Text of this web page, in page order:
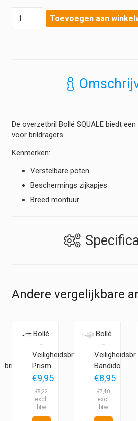
Toevoegen aan
De overzetbril Bollé SQUALE biedt
voor brildragers.
Kenmerken:
Verstelbare poten
Beschermings zijkapjes
Breed montuur
Andere vergelijkbare
Bollé
–
Veiligheidsbril
Prism
€9,95
€8,22
Bollé
–
Veiligheidsbril
Bandido
€8,95
€7,40